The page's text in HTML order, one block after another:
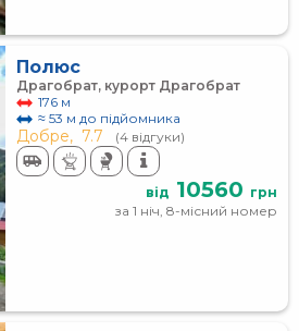
Полюс
Драгобрат, курорт Драгобрат
176 м
≈ 53 м до підйомника
Добре, 7.7 (4 відгуки)
від 10560 грн
за 1 ніч, 8-місний номер